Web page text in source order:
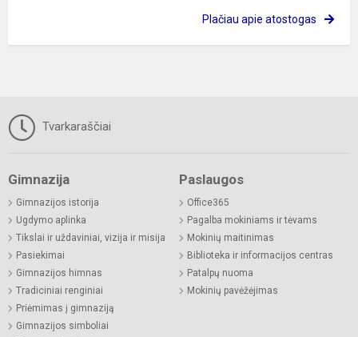
Plačiau apie atostogas
Tvarkaraščiai
Gimnazija
Gimnazijos istorija
Ugdymo aplinka
Tikslai ir uždaviniai, vizija ir misija
Pasiekimai
Gimnazijos himnas
Tradiciniai renginiai
Priėmimas į gimnaziją
Gimnazijos simboliai
Paslaugos
Office365
Pagalba mokiniams ir tėvams
Mokinių maitinimas
Biblioteka ir informacijos centras
Patalpų nuoma
Mokinių pavėžėjimas